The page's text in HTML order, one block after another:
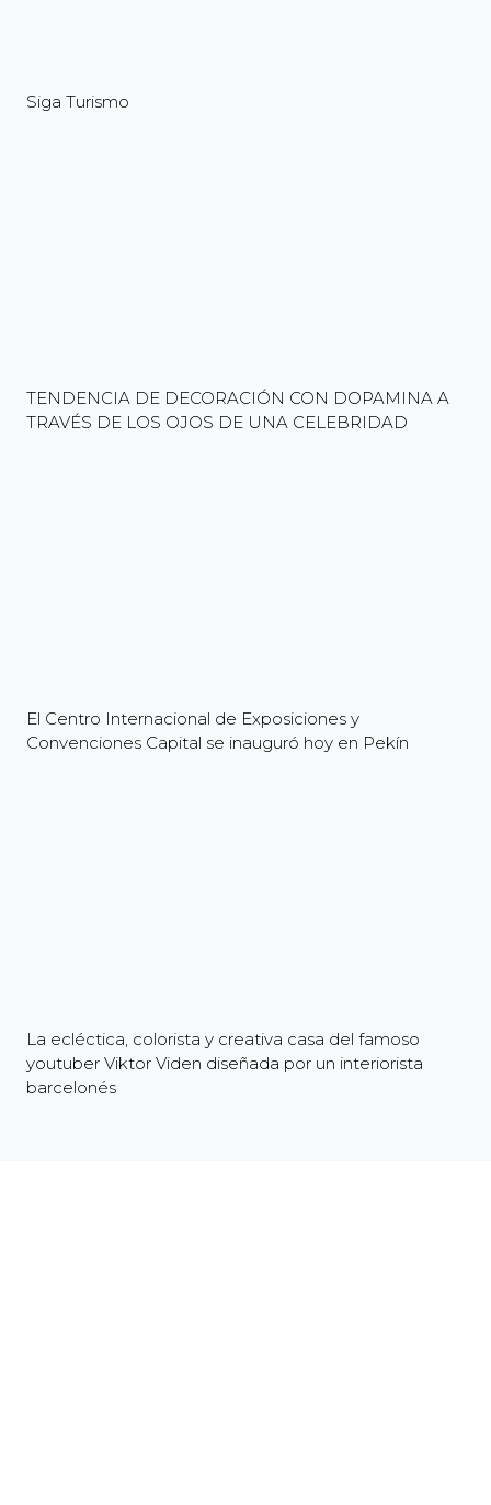
Siga Turismo
TENDENCIA DE DECORACIÓN CON DOPAMINA A
TRAVÉS DE LOS OJOS DE UNA CELEBRIDAD
El Centro Internacional de Exposiciones y
Convenciones Capital se inauguró hoy en Pekín
La ecléctica, colorista y creativa casa del famoso
youtuber Viktor Viden diseñada por un interiorista
barcelonés